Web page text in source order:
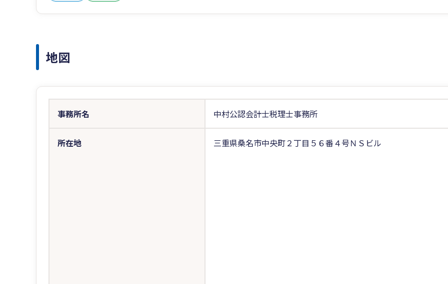
地図
事務所名 中村公認会計士税理士事務所
所在地 三重県桑名市中央町２丁目５６番４号ＮＳビル